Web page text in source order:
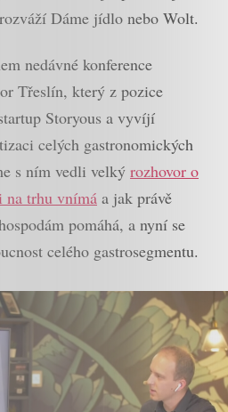
Dáme jídlo nebo Wolt.
nedávné konference
Třeslín, který z pozice
Storyous a vyvíjí
celých gastronomických
s ním vedli velký rozhovor o
na trhu vnímá a jak právě
pomáhá, a nyní se
celého gastrosegmentu.